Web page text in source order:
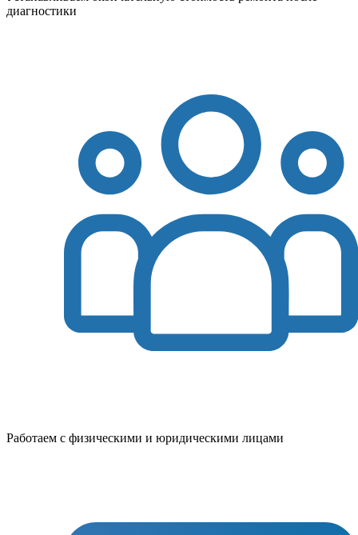
диагностики
Работаем с физическими и юридическими лицами